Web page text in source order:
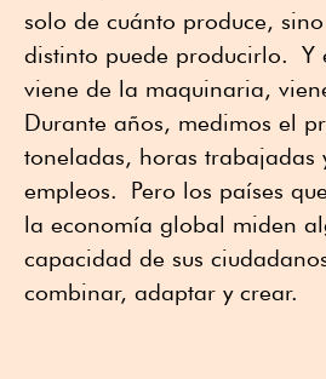
solo de cuánto produce,
distinto puede producirlo. Y
viene de la maquinaria,
Durante años, medimos el
toneladas, horas trabajadas
empleos. Pero los países
la economía global miden
capacidad de sus
combinar, adaptar y crear.